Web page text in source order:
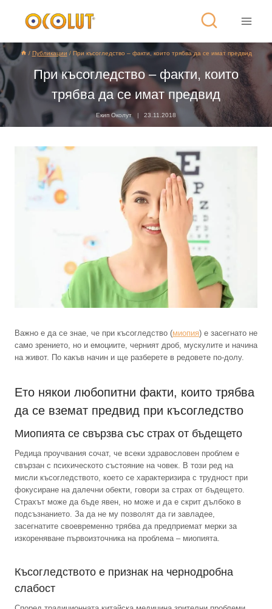
/ Публикации / При късогледство – факти, които трябва да се имат предвид
При късогледство – факти, които
трябва да се имат предвид
Екип Околут 23.11.2018
Важно е да се знае, че при късогледство (миопия) е засегнато не
само зрението, но и емоциите, черният дроб, мускулите и начина
на живот. По какъв начин и ще разберете в редовете по-долу.
Ето някои любопитни факти, които трябва
да се вземат предвид при късогледство
Миопията се свързва със страх от бъдещето
Редица проучвания сочат, че всеки здравословен проблем е
свързан с психическото състояние на човек. В този ред на
мисли късогледството, което се характеризира с трудност при
фокусиране на далечни обекти, говори за страх от бъдещето.
Страхът може да бъде явен, но може и да е скрит дълбоко в
подсъзнанието. За да не му позволят да ги завладее,
засегнатите своевременно трябва да предприемат мерки за
изкореняване първоизточника на проблема – миопията.
Късогледството е признак на чернодробна
слабост